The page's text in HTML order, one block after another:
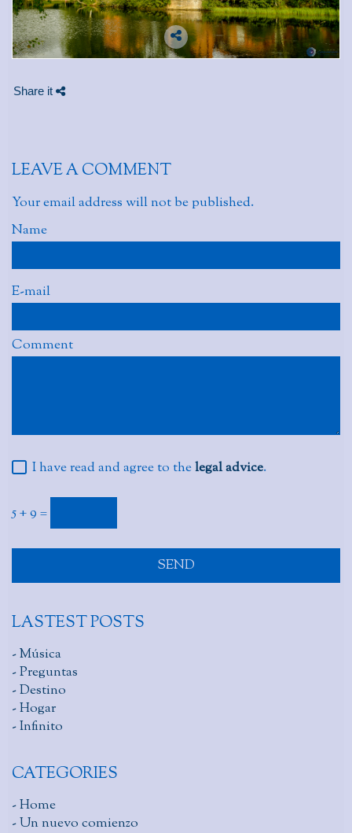
Share it
LEAVE A COMMENT
Your email address will not be published.
Name
E-mail
Comment
I have read and agree to thelegal advice.
5 + 9 =
LASTEST POSTS
- Música
- Preguntas
- Destino
- Hogar
- Infinito
CATEGORIES
- Home
- Un nuevo comienzo